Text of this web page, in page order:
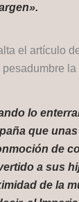
el artículo
la
lo
que
de
a sus
de la